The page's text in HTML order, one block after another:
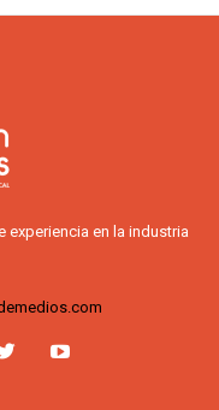
experiencia en la industria